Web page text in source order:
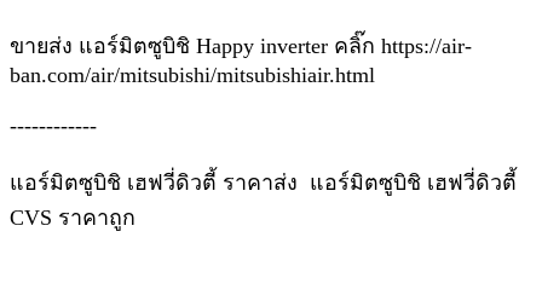
ขายส่ง แอร์มิตซูบิชิ Happy inverter คลิ๊ก https://air-
ban.com/air/mitsubishi/mitsubishiair.html
------------
แอร์มิตซูบิชิ เฮฟวี่ดิวตี้ ราคาส่ง แอร์มิตซูบิชิ เฮฟวี่ดิวตี้
CVS ราคาถูก